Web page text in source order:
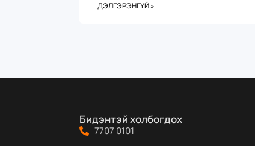
ДЭЛГЭРЭНГҮЙ »
Бидэнтэй холбогдох
7707 0101